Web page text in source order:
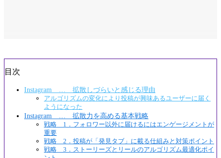
目次
Instagram … 拡散しづらいと感じる理由
アルゴリズムの変化により投稿が興味あるユーザーに届く
ようになった
Instagram … 拡散力を高める基本戦略
戦略 1．フォロワー以外に届けるにはエンゲージメントが
重要
戦略 2．投稿が「発見タブ」に載る仕組みと対策ポイント
戦略 3．ストーリーズとリールのアルゴリズム最適化ポイ